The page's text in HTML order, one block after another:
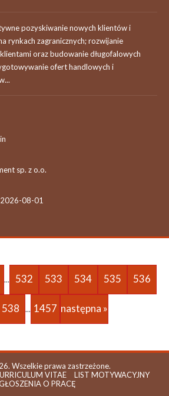
pozyskiwanie nowych klientów i
rynkach zagranicznych; rozwijanie
oraz budowanie długofalowych
ofert handlowych i
sp. z o.o.
08-01
... 532 533 534 535 536
538 ... 1457 następna »
Wszelkie prawa zastrzeżone.
VITAE
LIST MOTYWACYJNY
O PRACĘ